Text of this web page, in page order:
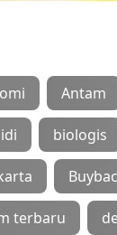
Antam
biologis
terbaru